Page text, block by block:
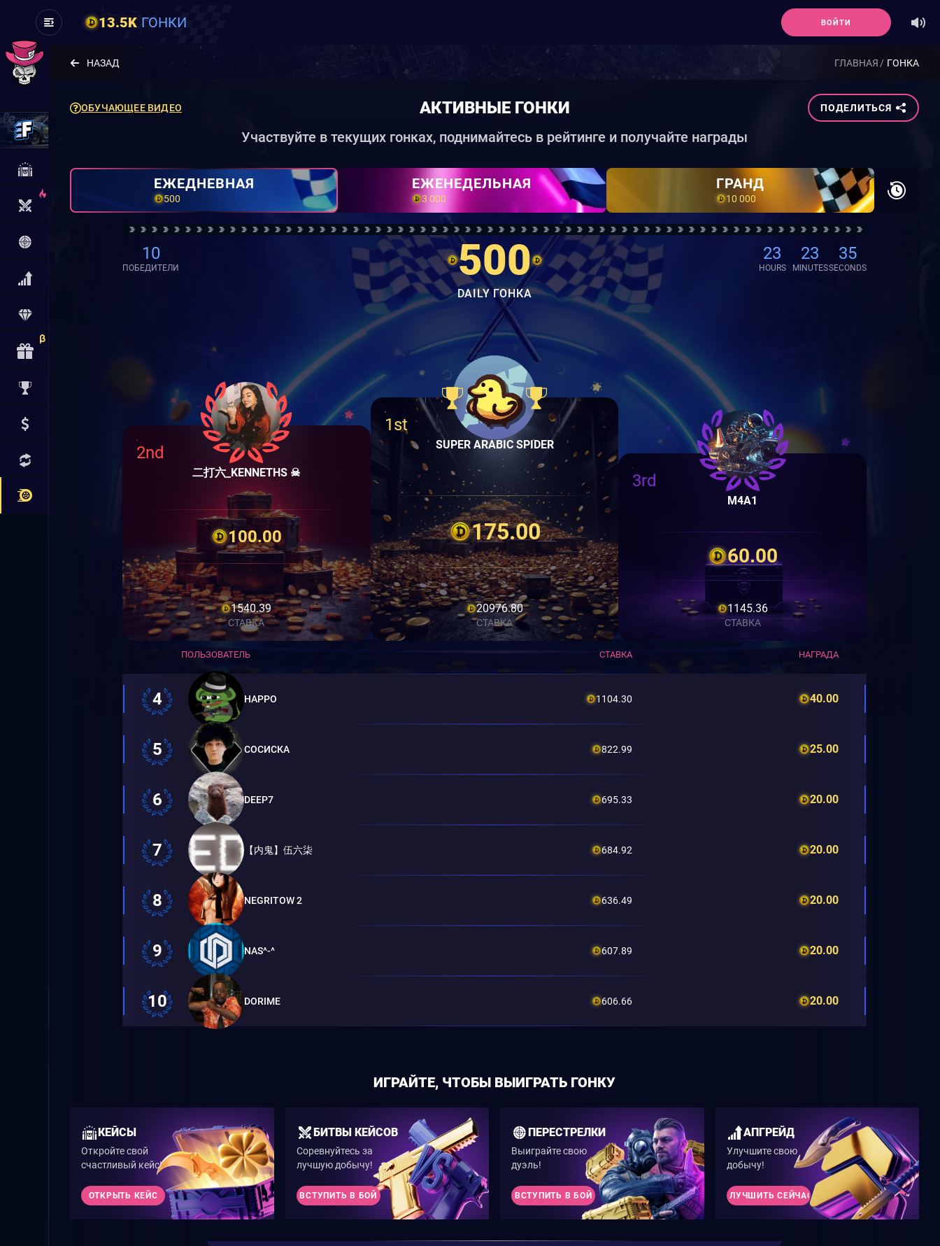
13.5K ГОНКИ ВОЙТИ
ГЛАВНАЯ ГОНКА
НАЗАД
ОБУЧАЮЩЕЕ ВИДЕО АКТИВНЫЕ ГОНКИ ПОДЕЛИТЬСЯ
Участвуйте в текущих гонках, поднимайтесь в рейтинге и получайте награды
ЕЖЕДНЕВНАЯ
500
ЕЖЕНЕДЕЛЬНАЯ
3 000
ГРАНД
10 000
10
ПОБЕДИТЕЛИ
23
HOURS
23
MINUTESSECONDS
500
DAILY ГОНКА
1st
SUPER ARABIC SPIDER
175.00
20976.80
СТАВКА
2nd
二打六_KENNETHS ☠
100.00
1540.39
СТАВКА
3rd
M4A1
60.00
1145.36
СТАВКА
ПОЛЬЗОВАТЕЛЬ СТАВКА НАГРАДА
4 HAPPO 1104.30 40.00
5 СОСИСКА 822.99 25.00
6 DEEP7 695.33 20.00
7 【内鬼】伍六柒 684.92 20.00
8 NEGRITOW 2 636.49 20.00
9 NAS^-^ 607.89 20.00
10 DORIME 606.66 20.00
ИГРАЙТЕ, ЧТОБЫ ВЫИГРАТЬ ГОНКУ
КЕЙСЫ
Откройте свой
счастливый кейс!
ОТКРЫТЬ КЕЙС
БИТВЫ КЕЙСОВ
Соревнуйтесь за
лучшую добычу!
ВСТУПИТЬ В БОЙ
ПЕРЕСТРЕЛКИ
Выиграйте свою
дуэль!
ВСТУПИТЬ В БОЙ
АПГРЕЙД
Улучшите свою
добычу!
УЛУЧШИТЬ СЕЙЧАС